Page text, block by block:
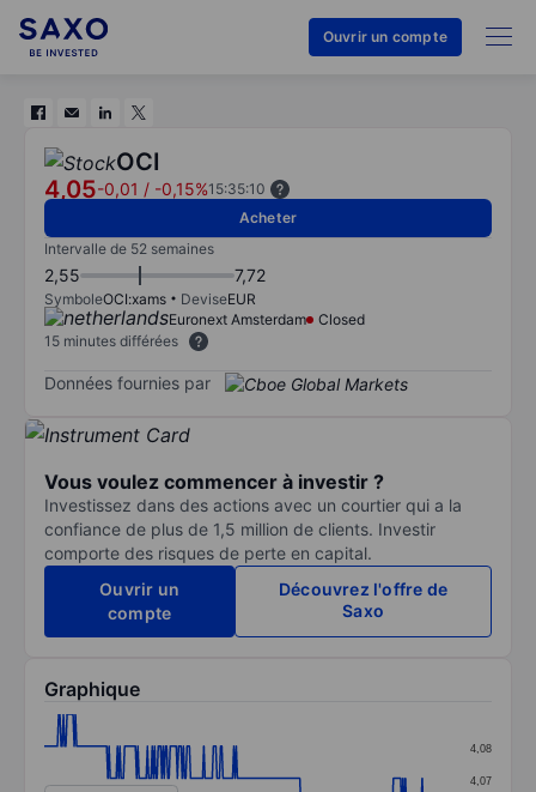
Ouvrir un compte
OCI
4,05-0,01 / -0,15%15:35:10
Acheter
Intervalle de 52 semaines
2,55 7,72
SymboleOCI:xams DeviseEUR
Euronext Amsterdam
Closed
15 minutes différées
Données fournies par
Vous voulez commencer à investir ?
Investissez dans des actions avec un courtier qui a la
confiance de plus de 1,5 million de clients. Investir
comporte des risques de perte en capital.
Ouvrir un
compte
Découvrez l'offre de
Saxo
Graphique
Chart
Line chart with 351 data points.
4,07
4,08